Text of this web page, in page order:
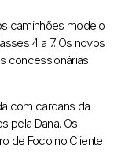
caminhões modelo
4 a 7. Os novos
concessionárias
com cardans da
pela Dana. Os
de Foco no Cliente